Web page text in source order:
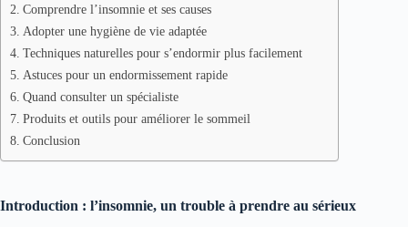
Comprendre l’insomnie et ses causes
Adopter une hygiène de vie adaptée
Techniques naturelles pour s’endormir plus facilement
Astuces pour un endormissement rapide
Quand consulter un spécialiste
Produits et outils pour améliorer le sommeil
Conclusion
Introduction : l’insomnie, un trouble à prendre au sérieux